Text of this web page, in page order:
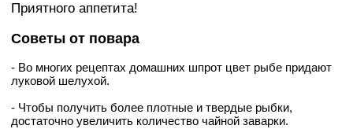
Приятного аппетита!
Советы от повара
- Во многих рецептах домашних шпрот цвет рыбе придают
луковой шелухой.
- Чтобы получить более плотные и твердые рыбки,
достаточно увеличить количество чайной заварки.